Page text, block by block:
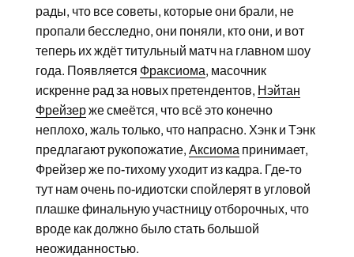
рады, что все советы, которые они брали, не
пропали бесследно, они поняли, кто они, и вот
теперь их ждёт титульный матч на главном шоу
года. Появляется Фраксиома, масочник
искренне рад за новых претендентов, Нэйтан
Фрейзерже смеётся, что всё это конечно
неплохо, жаль только, что напрасно. Хэнк и Тэнк
предлагают рукопожатие, Аксиома принимает,
Фрейзер же по-тихому уходит из кадра. Где-то
тут нам очень по-идиотски спойлерят в угловой
плашке финальную участницу отборочных, что
вроде как должно было стать большой
неожиданностью.